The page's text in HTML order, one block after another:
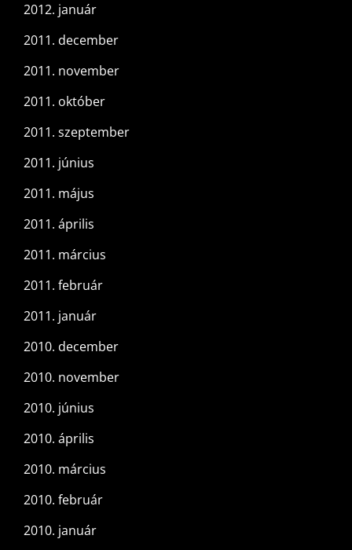
2012. január
2011. december
2011. november
2011. október
2011. szeptember
2011. június
2011. május
2011. április
2011. március
2011. február
2011. január
2010. december
2010. november
2010. június
2010. április
2010. március
2010. február
2010. január